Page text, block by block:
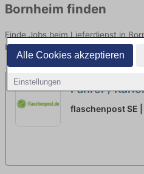
Alle Cookies akzeptieren
Einstellungen
Bornheim finden
Finde Jobs beim Lieferdienst in
bewerben!
Fahrer /
flaschenpost SE